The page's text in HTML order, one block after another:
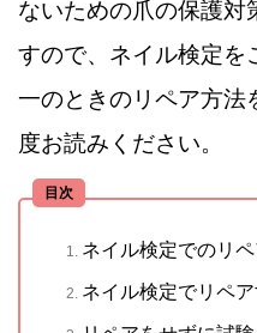
ないための爪の保護対
すので、ネイル検定を
一のときのリペア方法
度お読みください。
目次
ネイル検定でのリ
ネイル検定でリペ